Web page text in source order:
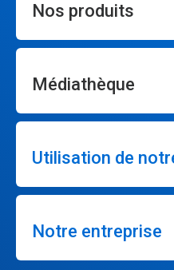
Nos produits
Médiathèque
Utilisation de
Notre entreprise